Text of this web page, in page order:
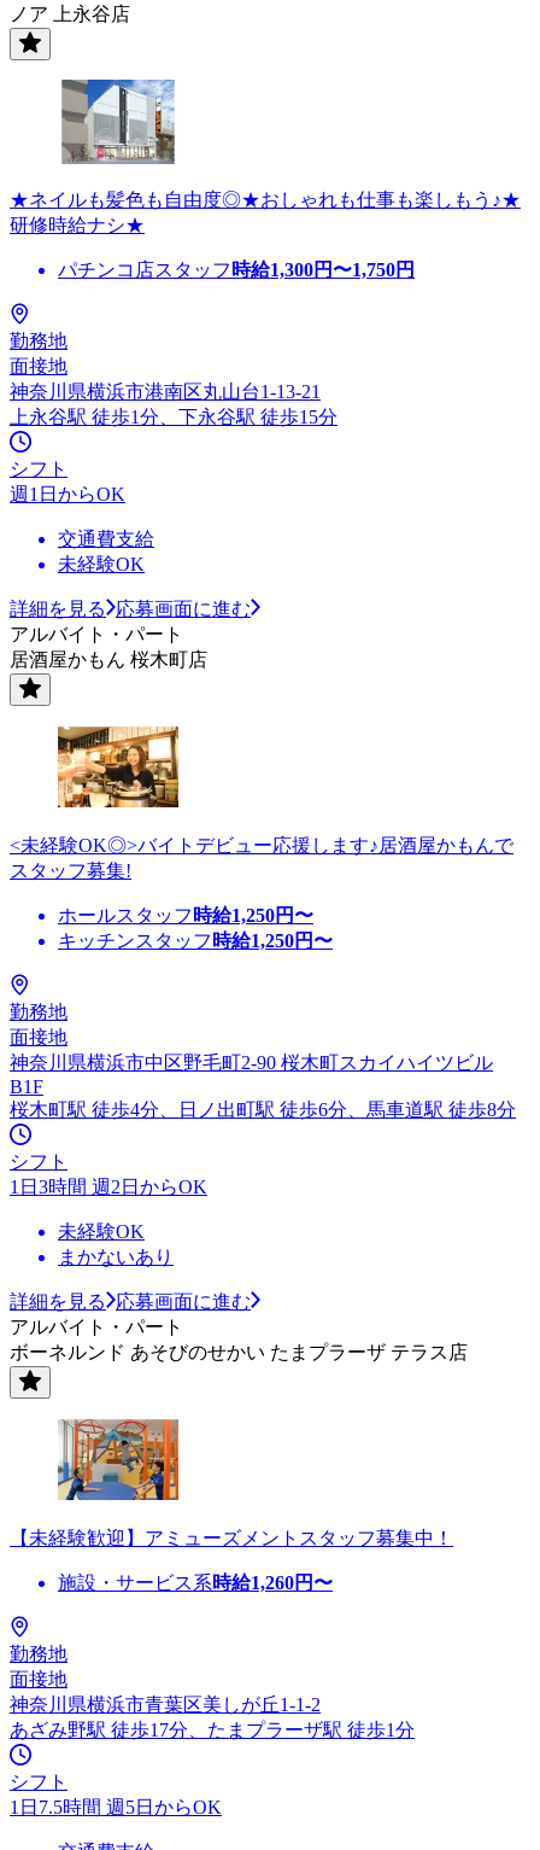
ノア 上永谷店
★ネイルも髪色も自由度◎★おしゃれも仕事も楽しもう♪★
研修時給ナシ★
パチンコ店スタッフ 時給1,300円〜1,750円
勤務地
面接地
神奈川県横浜市港南区丸山台1-13-21
上永谷駅 徒歩1分、下永谷駅 徒歩15分
シフト
週1日からOK
交通費支給
未経験OK
詳細を見る
応募画面に進む
アルバイト・パート
居酒屋かもん 桜木町店
<未経験OK◎>バイトデビュー応援します♪居酒屋かもんで
スタッフ募集!
ホールスタッフ 時給1,250円〜
キッチンスタッフ 時給1,250円〜
勤務地
面接地
神奈川県横浜市中区野毛町2-90 桜木町スカイハイツビル
B1F
桜木町駅 徒歩4分、日ノ出町駅 徒歩6分、馬車道駅 徒歩8分
シフト
1日3時間 週2日からOK
未経験OK
まかないあり
詳細を見る
応募画面に進む
アルバイト・パート
ボーネルンド あそびのせかい たまプラーザ テラス店
【未経験歓迎】アミューズメントスタッフ募集中！
施設・サービス系時給1,260円〜
勤務地
面接地
神奈川県横浜市青葉区美しが丘1-1-2
あざみ野駅 徒歩17分、たまプラーザ駅 徒歩1分
シフト
1日7.5時間 週5日からOK